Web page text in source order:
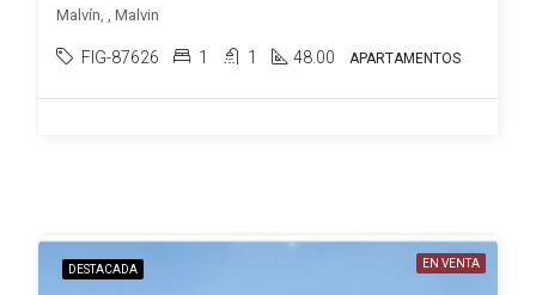
Malvín, , Malvin
FIG-87626 1 1 48.00 APARTAMENTOS
DESTACADA EN VENTA